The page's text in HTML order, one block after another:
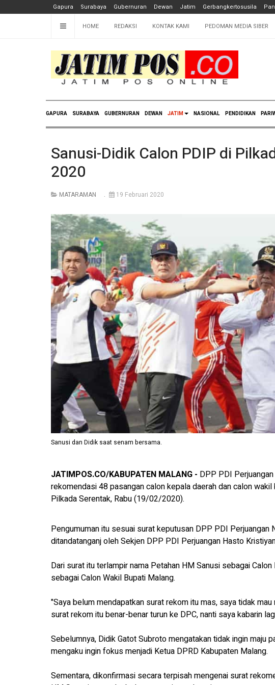
Gapura Surabaya Gubernuran Dewan Jatim Gerbangkertosusila
HOME REDAKSI KONTAK KAMI PEDOMAN MEDIA SIBER
GAPURA SURABAYA GUBERNURAN DEWAN JATIM NASIONAL PENDIDIKAN
Sanusi-Didik Calon PDIP di
2020
MATARAMAN 19 Februari 2020
Sanusi dan Didik saat senam bersama.
JATIMPOS.CO/KABUPATEN MALANG - DPP PDI
rekomendasi 48 pasangan calon kepala daerah dan calon
Pilkada Serentak, Rabu (19/02/2020).
Pengumuman itu sesuai surat keputusan DPP PDI
ditandatanganj oleh Sekjen DPP PDI Perjuangan Hasto
Dari surat itu terlampir nama Petahan HM Sanusi sebagai
sebagai Calon Wakil Bupati Malang.
"Saya belum mendapatkan surat rekom itu mas, saya tidak
surat rekom itu benar-benar turun ke DPC, nanti saya kabarin
Sebelumnya, Didik Gatot Subroto mengatakan tidak ingin maju
mengaku ingin fokus menjadi Ketua DPRD Kabupaten Malang.
Sementara, dikonfirmasi secara terpisah mengenai surat